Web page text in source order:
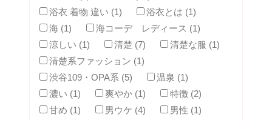
浴衣 着物 違い (1)
浴衣とは (1)
海 (1)
海コーデ レディース (1)
涼しい (1)
清楚 (7)
清楚な服 (1)
清楚系ファッション (1)
渋谷109・OPA系 (5)
温泉 (1)
濃い (1)
爽やか (1)
特徴 (2)
甘め (1)
男ウケ (4)
男性 (1)